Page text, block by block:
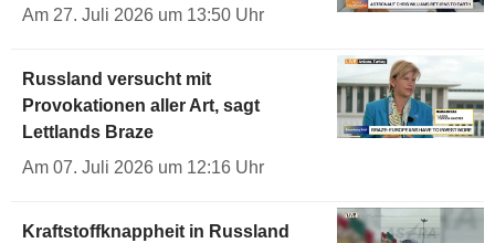
Am 27. Juli 2026 um 13:50 Uhr
Russland versucht mit
Provokationen aller Art, sagt
Lettlands Braze
Am 07. Juli 2026 um 12:16 Uhr
Kraftstoffknappheit in Russland